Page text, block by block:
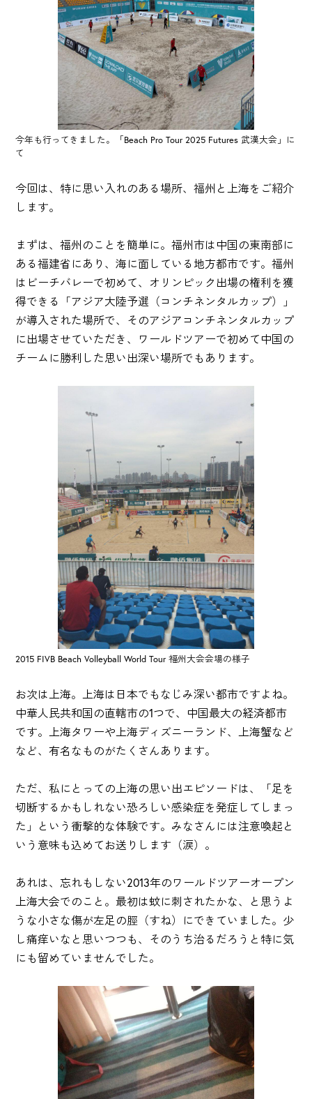
今年も行ってきました。「Beach Pro Tour 2025 Futures 武漢大会」に
て
今回は、特に思い入れのある場所、福州と上海をご紹介
します。
まずは、福州のことを簡単に。福州市は中国の東南部に
ある福建省にあり、海に面している地方都市です。福州
はビーチバレーで初めて、オリンピック出場の権利を獲
得できる「アジア大陸予選（コンチネンタルカップ）」
が導入された場所で、そのアジアコンチネンタルカップ
に出場させていただき、ワールドツアーで初めて中国の
チームに勝利した思い出深い場所でもあります。
2015 FIVB Beach Volleyball World Tour 福州大会会場の様子
お次は上海。上海は日本でもなじみ深い都市ですよね。
中華人民共和国の直轄市の1つで、中国最大の経済都市
です。上海タワーや上海ディズニーランド、上海蟹など
など、有名なものがたくさんあります。
ただ、私にとっての上海の思い出エピソードは、「足を
切断するかもしれない恐ろしい感染症を発症してしまっ
た」という衝撃的な体験です。みなさんには注意喚起と
いう意味も込めてお送りします（涙）。
あれは、忘れもしない2013年のワールドツアーオープン
上海大会でのこと。最初は蚊に刺されたかな、と思うよ
うな小さな傷が左足の脛（すね）にできていました。少
し痛痒いなと思いつつも、そのうち治るだろうと特に気
にも留めていませんでした。